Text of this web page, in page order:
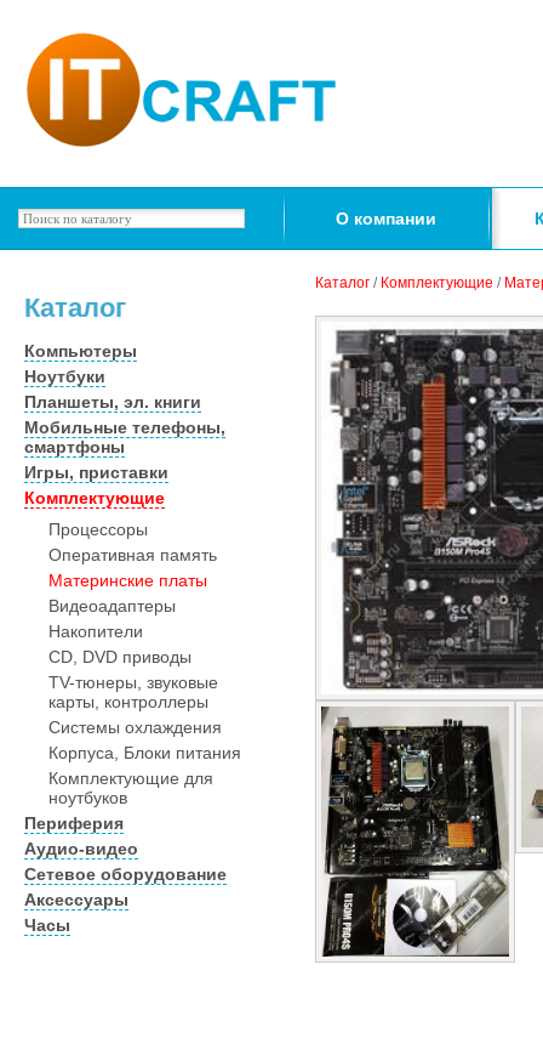
О компании
Каталог
Компьютеры
Ноутбуки
Планшеты, эл. книги
Мобильные телефоны,
смартфоны
Игры, приставки
Комплектующие
Процессоры
Оперативная память
Материнские платы
Видеоадаптеры
Накопители
CD, DVD приводы
TV-тюнеры, звуковые
карты, контроллеры
Системы охлаждения
Корпуса, Блоки питания
Комплектующие для
ноутбуков
Периферия
Аудио-видео
Сетевое оборудование
Аксессуары
Часы
Каталог / Комплектующие /